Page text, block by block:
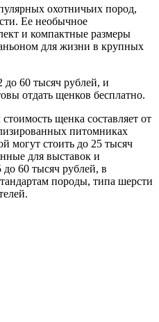
охотничьих пород,
Ее необычное
и компактные размеры
для жизни в крупных
до 60 тысяч рублей, и
отдать щенков бесплатно.
щенка составляет от
питомниках
могут стоить до 25 тысяч
для выставок и
до 60 тысяч рублей, в
породы, типа шерсти